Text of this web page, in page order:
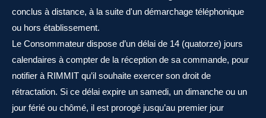
conclus à distance, à la suite d'un démarchage téléphonique
ou hors établissement.
Le Consommateur dispose d’un délai de 14 (quatorze) jours
calendaires à compter de la réception de sa commande, pour
notifier à RIMMIT qu’il souhaite exercer son droit de
rétractation. Si ce délai expire un samedi, un dimanche ou un
jour férié ou chômé, il est prorogé jusqu’au premier jour